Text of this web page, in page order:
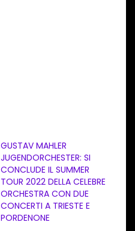
GUSTAV MAHLER
JUGENDORCHESTER: SI
CONCLUDE IL SUMMER
TOUR 2022 DELLA CELEBRE
ORCHESTRA CON DUE
CONCERTI A TRIESTE E
PORDENONE